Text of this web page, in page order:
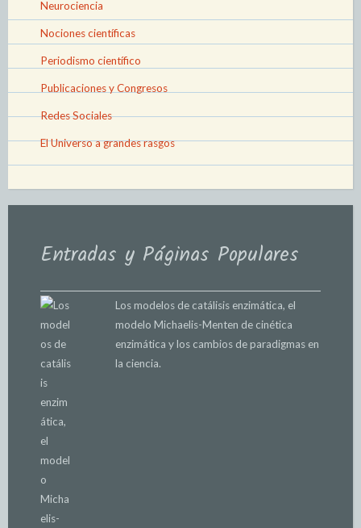
Neurociencia
Nociones científicas
Periodismo científico
Publicaciones y Congresos
Redes Sociales
El Universo a grandes rasgos
Entradas y Páginas Populares
Los modelos de catálisis enzimática, el
modelo Michaelis-Menten de cinética
enzimática y los cambios de paradigmas en
la ciencia.